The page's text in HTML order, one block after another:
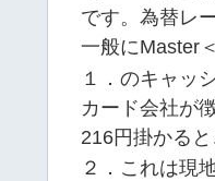
です。為替レ
一般にMaster
１．のキャッ
カード会社が
216円掛かると
２．これは現